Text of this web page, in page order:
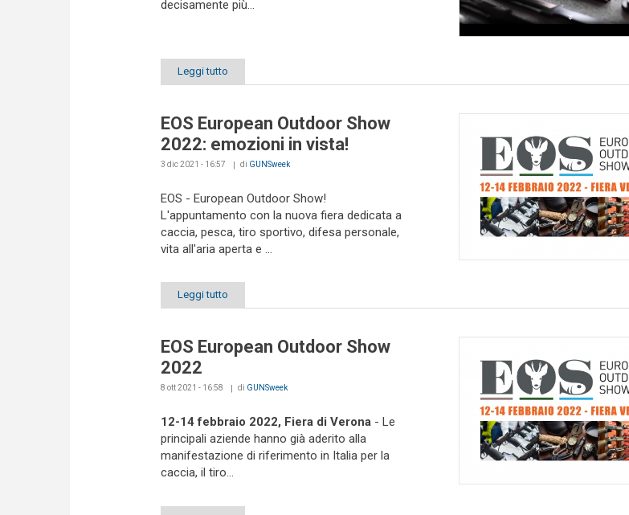
decisamente più...
Leggi tutto
EOS European Outdoor Show
2022: emozioni in vista!
3 dic 2021 - 16:57 di GUNSweek
EOS - European Outdoor Show!
L'appuntamento con la nuova fiera dedicata a
caccia, pesca, tiro sportivo, difesa personale,
vita all'aria aperta e ...
Leggi tutto
EOS European Outdoor Show
2022
8 ott 2021 - 16:58 di GUNSweek
12-14 febbraio 2022, Fiera di Verona- Le
principali aziende hanno già aderito alla
manifestazione di riferimento in Italia per la
caccia, il tiro...